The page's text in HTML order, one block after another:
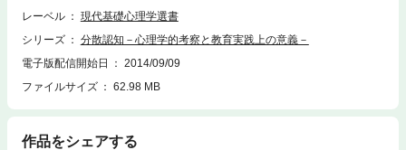
レーベル
現代基礎心理学選書
シリーズ
分散認知－心理学的考察と教育実践上の意義－
電子版配信開始日
2014/09/09
ファイルサイズ
62.98 MB
作品をシェアする